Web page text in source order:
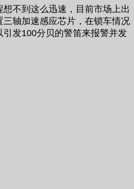
不到这么迅速，目前市场上出
轴加速感应芯片，在锁车情况
发100分贝的警笛来报警并发